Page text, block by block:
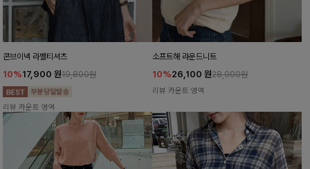
콘브이넥 라벨티셔츠
10%17,900 원19,800원
리뷰 카운트 영역
소프트해 라운드니트
10%26,100 원28,900원
리뷰 카운트 영역